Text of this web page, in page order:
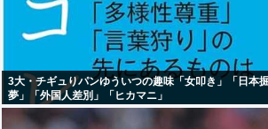
3大・チギュりパンゆういつの趣味「女叩き」「日本
夢」「外国人差別」「ヒカマニ」